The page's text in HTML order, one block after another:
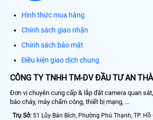
Hình thức mua hàng
Chính sách giao nhận
Chính sách bảo mật
Điều kiện giao dịch chung
CÔNG TY TNHH TM-DV ĐẦU TƯ AN
Đơn vị chuyên cung cấp & lắp đặt camera quan
báo cháy, máy chấm công, thiết bị mạng, ...
Trụ Sở: 51 Lũy Bán Bích, Phường Phú Thạnh, TP. Hồ